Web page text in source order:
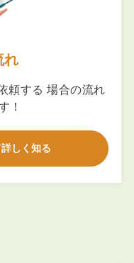
れ
頼する 場合の流れ
！
しく知る